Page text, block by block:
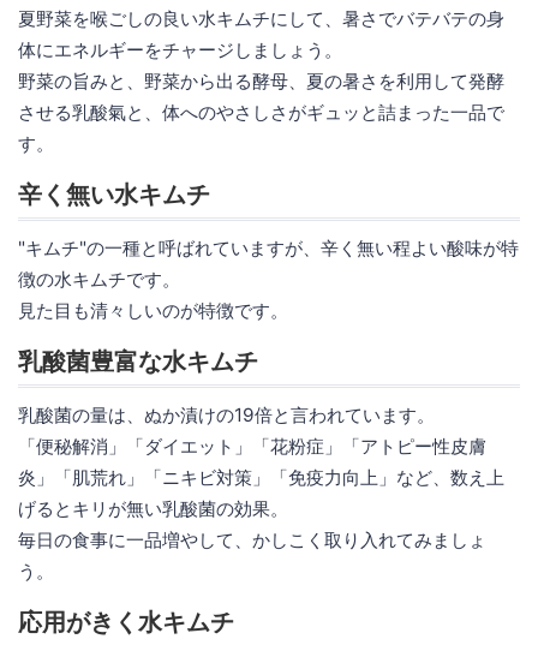
夏野菜を喉ごしの良い水キムチにして、暑さでバテバテの身
体にエネルギーをチャージしましょう。
野菜の旨みと、野菜から出る酵母、夏の暑さを利用して発酵
させる乳酸氣と、体へのやさしさがギュッと詰まった一品で
す。
辛く無い水キムチ
"キムチ"の一種と呼ばれていますが、辛く無い程よい酸味が特
徴の水キムチです。
見た目も清々しいのが特徴です。
乳酸菌豊富な水キムチ
乳酸菌の量は、ぬか漬けの19倍と言われています。
「便秘解消」「ダイエット」「花粉症」「アトピー性皮膚
炎」「肌荒れ」「ニキビ対策」「免疫力向上」など、数え上
げるとキリが無い乳酸菌の効果。
毎日の食事に一品増やして、かしこく取り入れてみましょ
う。
応用がきく水キムチ